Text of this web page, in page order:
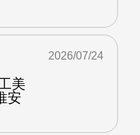
美
安
2026/07/24